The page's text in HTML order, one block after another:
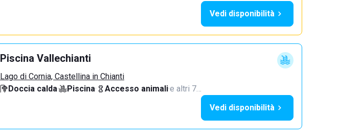
Vedi disponibilità
Piscina Vallechianti
Lago di Cornia, Castellina in Chianti
Doccia calda· Piscina· Accesso animali·e altri 7…
Vedi disponibilità